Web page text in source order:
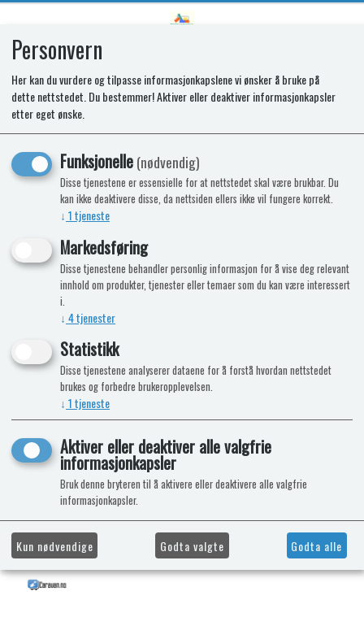
SPARES KIT - SRS353 GLASS LID
BOWL
Personvern
Her kan du vurdere og tilpasse informasjonkapslene vi ønsker å bruke på
dette nettstedet. Du bestemmer! Aktiver eller deaktiver informasjonkapsler
etter eget ønske.
Funksjonelle(nødvendig)
Disse tjenestene er essensielle for at nettstedet skal være brukbar. Du
kan ikke deaktivere disse, da nettsiden ellers ikke vil fungere korrekt.
↓ 1tjeneste
Markedsføring
Disse tjenestene behandler personlig informasjon for å vise deg relevant
innhold om produkter, tjenester eller temaer som du kan være interessert
i.
↓ 4tjenester
Statistikk
Disse tjenestene analyserer dataene for å forstå hvordan nettstedet
brukes og forbedre brukeropplevelsen.
↓ 1tjeneste
Aktiver eller deaktiver alle valgfrie
informasjonkapsler
Bruk denne bryteren til å aktivere eller deaktivere alle valgfrie
informasjonkapsler.
Kun nødvendige Godta valgte Godta alle